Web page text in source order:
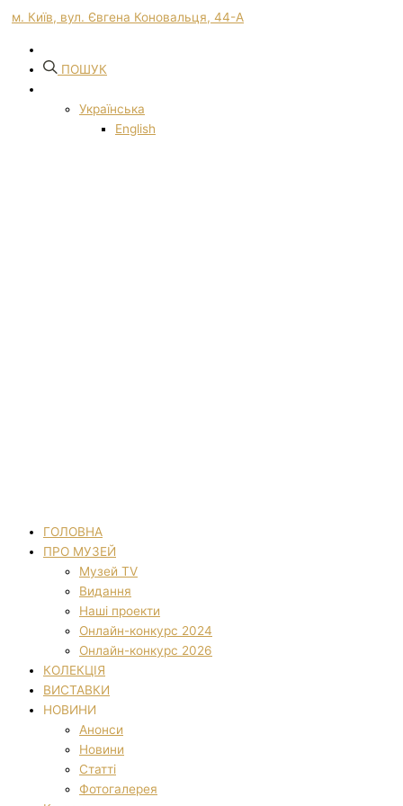
м. Київ, вул. Євгена Коновальця, 44-А
ПОШУК
Українська
English
ГОЛОВНА
ПРО МУЗЕЙ
Музей TV
Видання
Наші проекти
Онлайн-конкурс 2024
Онлайн-конкурс 2026
КОЛЕКЦІЯ
ВИСТАВКИ
НОВИНИ
Анонси
Новини
Статті
Фотогалерея